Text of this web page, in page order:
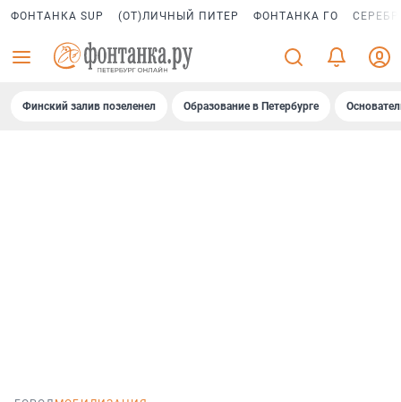
ФОНТАНКА SUP (ОТ)ЛИЧНЫЙ ПИТЕР ФОНТАНКА ГО
Финский залив позеленел Образование в Петербурге